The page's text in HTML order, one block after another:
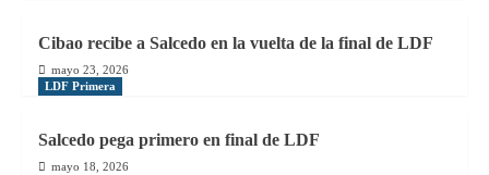
Cibao recibe a Salcedo en la vuelta de la final de LDF
mayo 23, 2026
LDF Primera
Salcedo pega primero en final de LDF
mayo 18, 2026